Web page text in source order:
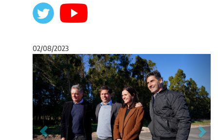
02/08/2023
Anterior